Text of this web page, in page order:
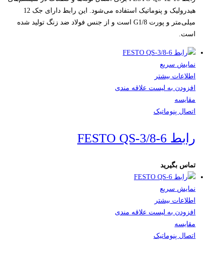
هیدرولیک و پنوماتیک استفاده می‌شود. این رابط دارای جک 12
میلی‌متر و پورت G1/8 است و از جنس فولاد ضد زنگ تولید شده
است.
نمایش سریع
اطلاعات بیشتر
افزودن به لیست علاقه مندی
مقایسه
اتصال پنوماتیک
رابط FESTO QS-3/8-6
تماس بگیرید
نمایش سریع
اطلاعات بیشتر
افزودن به لیست علاقه مندی
مقایسه
اتصال پنوماتیک